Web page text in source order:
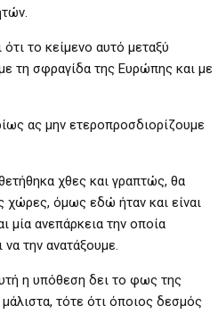
το κείμενο αυτό μεταξύ
τη σφραγίδα της Ευρώπης και με
ας μην ετεροπροσδιορίζουμε
χθες και γραπτώς, θα
χώρες, όμως εδώ ήταν και είναι
μία ανεπάρκεια την οποία
την ανατάξουμε.
η υπόθεση δει το φως της
τότε ότι όποιος δεσμός